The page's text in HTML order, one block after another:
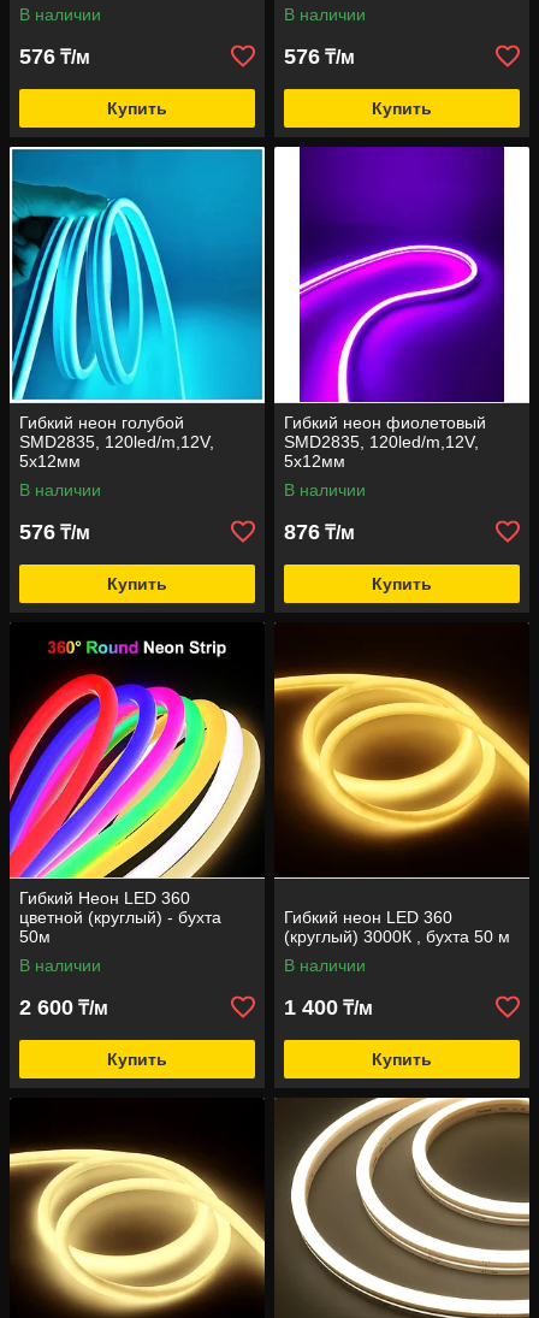
В наличии
576 ₸/м
Купить
В наличии
576 ₸/м
Купить
Гибкий неон голубой
SMD2835, 120led/m,12V,
5х12мм
В наличии
576 ₸/м
Купить
Гибкий неон фиолетовый
SMD2835, 120led/m,12V,
5х12мм
В наличии
876 ₸/м
Купить
Гибкий Неон LED 360
цветной (круглый) - бухта
50м
В наличии
2 600 ₸/м
Купить
Гибкий неон LED 360
(круглый) 3000К , бухта 50 м
В наличии
1 400 ₸/м
Купить